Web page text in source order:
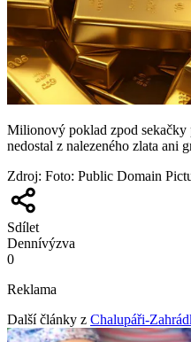
Milionový poklad zpod
nedostal z nalezeného zlata ani
Zdroj: Foto: Public Domain
Sdílet
Dennívýzva
0
Reklama
Další články z Chalupáři-